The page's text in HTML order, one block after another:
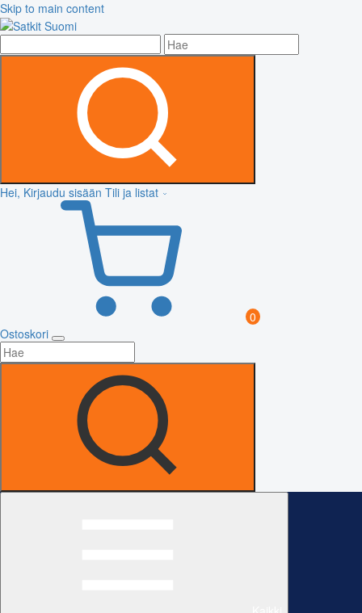
Skip to main content
Hei, Kirjaudu sisään Tili ja listat
0
Ostoskori